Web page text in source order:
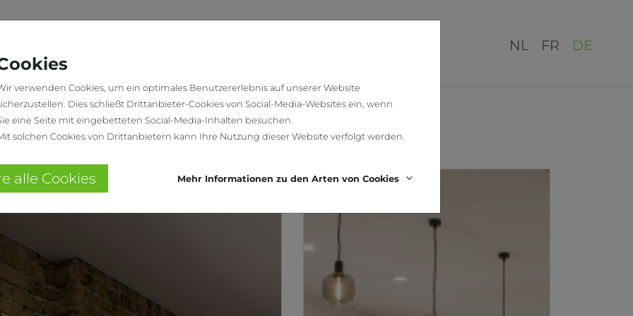
NL FR DE
verwenden Cookies, um ein optimales Benutzererlebnis auf unserer Website
Dies schließt Drittanbieter-Cookies von Social-Media-Websites ein, wenn
eine Seite mit eingebetteten Social-Media-Inhalten besuchen.
solchen Cookies von Drittanbietern kann Ihre Nutzung dieser Website verfolgt werden.
alle Cookies Mehr Informationen zu den Arten von Cookies